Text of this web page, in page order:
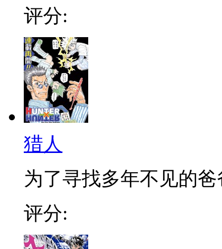
评分:
猎人
为了寻找多年不见的爸
评分: